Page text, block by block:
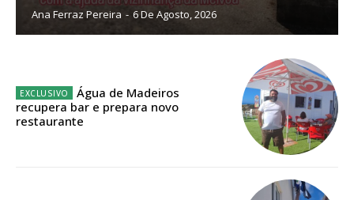
Sendo assinante terá acesso a todos os conteúdos exclusivos e versões
Ana Ferraz Pereira - 6 De Agosto, 2026
Água de Madeiros
recupera bar e prepara novo
restaurante